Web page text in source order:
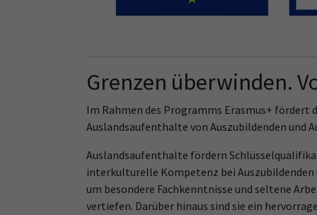
Grenzen überwinden.
Im Rahmen des Programms Erasmus+ fördert
Auslandsaufenthalte von Auszubildenden
Auslandsaufenthalte fördern
interkulturelle Kompetenz bei
um besondere Fachkenntnisse und seltene
vertiefen. Darüber hinaus sind sie ein